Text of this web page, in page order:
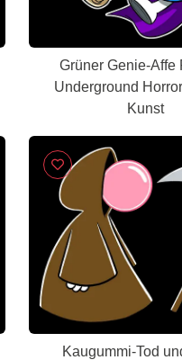
Grüner Genie-Affe
Underground
Kunst
Kaugummi-Tod